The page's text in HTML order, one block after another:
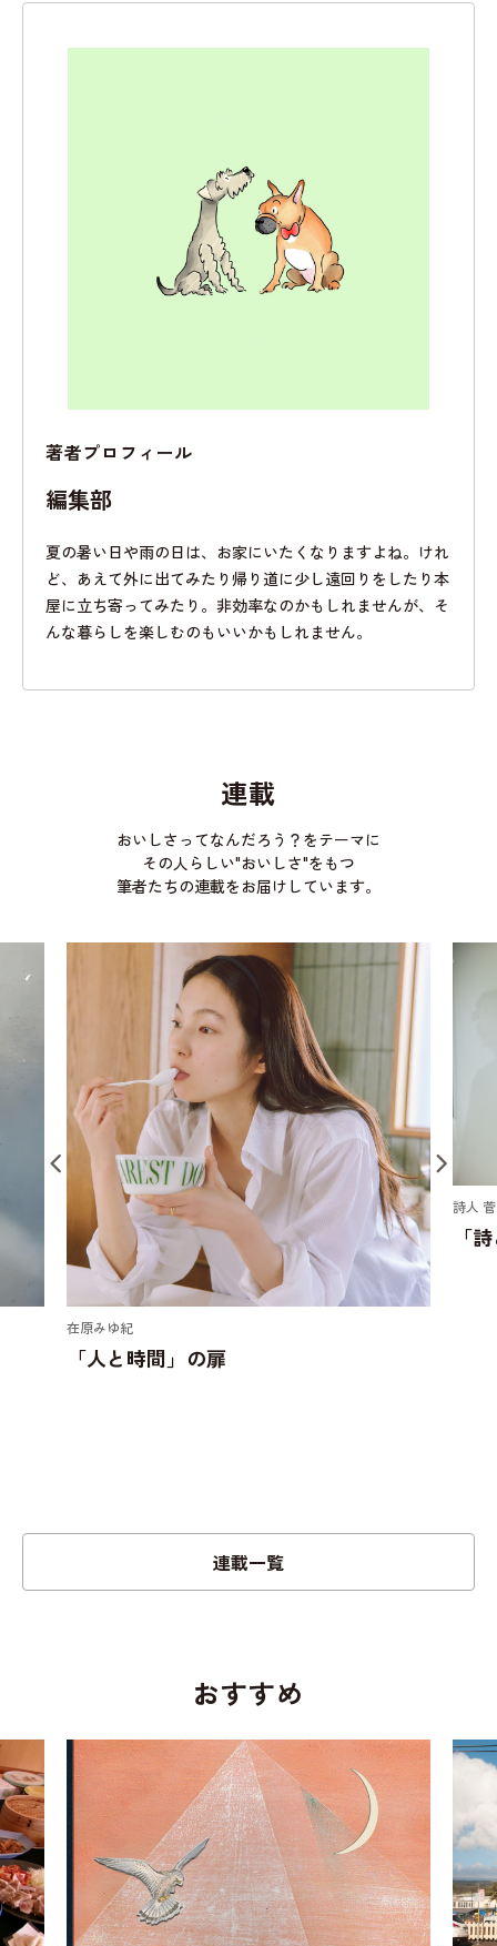
著者プロフィール
編集部
夏の暑い日や雨の日は、お家にいたくなりますよね。けれ
ど、あえて外に出てみたり帰り道に少し遠回りをしたり本
屋に立ち寄ってみたり。非効率なのかもしれませんが、そ
んな暮らしを楽しむのもいいかもしれません。
連載
おいしさってなんだろう？をテーマに
その人らしい"おいしさ"をもつ
筆者たちの連載をお届けしています。
在原みゆ紀
「人と時間」の扉
詩人
「
連載一覧
おすすめ